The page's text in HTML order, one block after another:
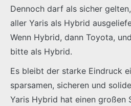
Dennoch darf als sicher
aller Yaris als Hybrid
Wenn Hybrid, dann Toyota,
bitte als Hybrid.
Es bleibt der starke Eindruck
sparsamen, sicheren und
Yaris Hybrid hat einen großen